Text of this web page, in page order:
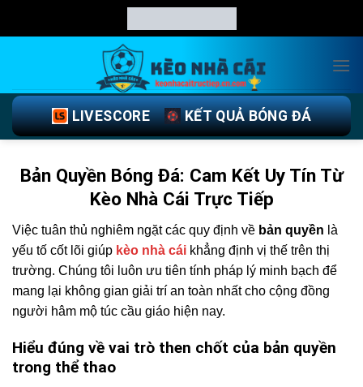
LIVESCORE KẾT QUẢ BÓNG ĐÁ
Bản Quyền Bóng Đá: Cam Kết Uy Tín Từ
Kèo Nhà Cái Trực Tiếp
Việc tuân thủ nghiêm ngặt các quy định về bản quyền là
yếu tố cốt lõi giúp kèo nhà cái khẳng định vị thế trên thị
trường. Chúng tôi luôn ưu tiên tính pháp lý minh bạch để
mang lại không gian giải trí an toàn nhất cho cộng đồng
người hâm mộ túc cầu giáo hiện nay.
Hiểu đúng về vai trò then chốt của bản quyền
trong thể thao